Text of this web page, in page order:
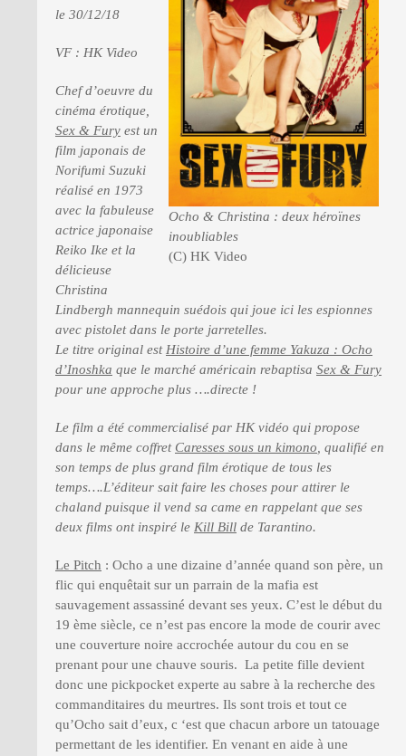
PRESSE
Ocho & Christina : deux héroïnes
inoubliables
(C) HK Video
le 30/12/18
VF : HK Video
Chef d’oeuvre du
cinéma érotique,
Sex & Fury est un
film japonais de
Norifumi Suzuki
réalisé en 1973
avec la fabuleuse
actrice japonaise
Reiko Ike et la
délicieuse
Christina
Lindbergh mannequin suédois qui joue ici les espionnes
avec pistolet dans le porte jarretelles.
Le titre original est Histoire d’une femme Yakuza : Ocho
d’Inoshka que le marché américain rebaptisa Sex & Fury
pour une approche plus ….directe !
Le film a été commercialisé par HK vidéo qui propose
dans le même coffret Caresses sous un kimono , qualifié en
son temps de plus grand film érotique de tous les
temps….L’éditeur sait faire les choses pour attirer le
chaland puisque il vend sa came en rappelant que ses
deux films ont inspiré le Kill Bill de Tarantino.
Le Pitch : Ocho a une dizaine d’année quand son père, un
flic qui enquêtait sur un parrain de la mafia est
sauvagement assassiné devant ses yeux. C’est le début du
19 ème siècle, ce n’est pas encore la mode de courir avec
une couverture noire accrochée autour du cou en se
prenant pour une chauve souris. La petite fille devient
donc une pickpocket experte au sabre à la recherche des
commanditaires du meurtres. Ils sont trois et tout ce
qu’Ocho sait d’eux, c ‘est que chacun arbore un tatouage
permettant de les identifier. En venant en aide à une